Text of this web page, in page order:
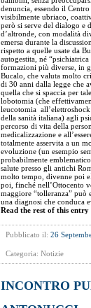
denuncia, essendo il
visibilmente ubriaco,
però si serve del dialogo e
d’altronde, con modalità
emersa durante la
rispetto a quelle usate da
autogestita, né
formazioni più diverse, in
Bucalo, che valuta molto
di 30 anni dalla legge che
quella che si spaccia per
lobotomia (che
leucotomia
della sanità italiana) agli
percorso di vita della
medicalizzazione e
totalmente asservita a un
evoluzione (un esempio
probabilmente
salute presso gli antichi
molto tempo, divenne poi
poi, finché nell’Ottocento
maggiore “tolleranza” può
una diagnosi che conduca
Read the rest of this entry
Pubblicato il: 26
Categoria: Notizie
INCONTRO